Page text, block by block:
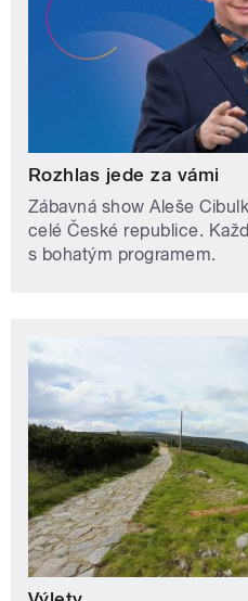
Rozhlas jede za vámi
Zábavná show Aleše
celé České republice.
s bohatým programem.